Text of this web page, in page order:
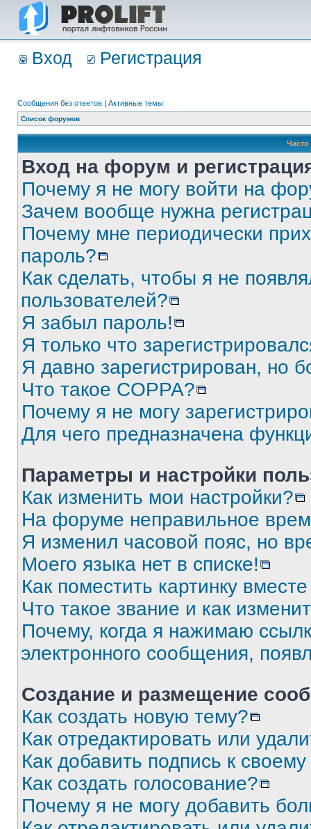
Вход Регистрация
Сообщения без ответов | Активные темы
Список форумов
Вход на форум и
Почему я не могу войти на
Зачем вообще нужна
Почему мне периодически
пароль?
Как сделать, чтобы я не
пользователей?
Я забыл пароль!
Я только что
Я давно зарегистрирован, но
Что такое COPPA?
Почему я не могу
Для чего предназначена
Параметры и настройки
Как изменить мои настройки?
На форуме неправильное
Я изменил часовой пояс, но
Моего языка нет в списке!
Как поместить картинку
Что такое звание и как
Почему, когда я нажимаю
электронного сообщения,
Создание и размещение
Как создать новую тему?
Как отредактировать или
Как добавить подпись к
Как создать голосование?
Почему я не могу добавить